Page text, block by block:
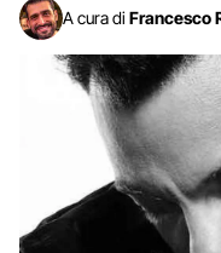
A cura di Francesco